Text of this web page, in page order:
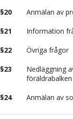
§20 Anmälan av
§21 Information
§22 Övriga frågor
§23
Nedläggning
föräldrabalken
§24 Anmälan av